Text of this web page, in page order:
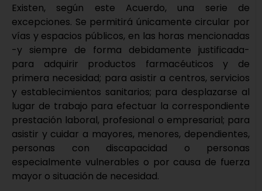
Existen, según este Acuerdo, una serie de
excepciones. Se permitirá únicamente circular por
vías y espacios públicos, en las horas mencionadas
-y siempre de forma debidamente justificada-
para adquirir productos farmacéuticos y de
primera necesidad; para asistir a centros, servicios
y establecimientos sanitarios; para desplazarse al
lugar de trabajo para efectuar la correspondiente
prestación laboral, profesional o empresarial; para
asistir y cuidar a mayores, menores, dependientes,
personas con discapacidad o personas
especialmente vulnerables o por causa de fuerza
mayor o situación de necesidad.